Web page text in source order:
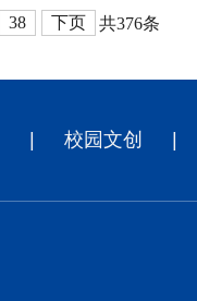
38 下页 共376条
校园文创